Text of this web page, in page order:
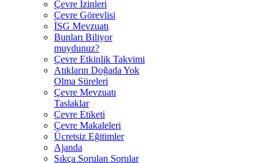
Çevre İzinleri
Çevre Görevlisi
İSG Mevzuatı
Bunları Biliyor
muydunuz?
Çevre Etkinlik Takvimi
Atıkların Doğada Yok
Olma Süreleri
Çevre Mevzuatı
Taslaklar
Çevre Etiketi
Çevre Makaleleri
Ücretsiz Eğitimler
Ajanda
Sıkça Sorulan Sorular